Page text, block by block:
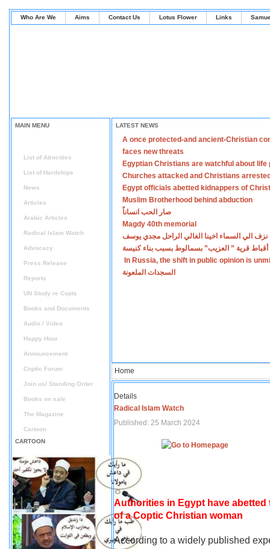
Who Are We Aims Contact Us Lotus Flower Links
MAIN MENU
List of Atrocities
List of Hardships
News
Articles
Arabic Articles
Radical Islam Watch
Advocacy
Press Release
Reports
UN Study re Copts
Books and Documents
Audio / Video
Happy Hour
Announcement
Coptic Forum
Join us/ Standing Order
Books on sale
The Magazine
Cartoon
CARTOON
LATEST NEWS
A once protected-and ancient-Christian
faces new threats
Egyptian Christians are watchful about life
Churches attacked and Christians
Egypt officials abetted kidnappers of
Muslim Brotherhood behind abduction
صار الحب انساناً
Magdy 40th memorial
نزف الي السماء اخينا الغالي الراحل مجدي يوسف
أقباط قرية ” العزيب” بسمالوط بسبب بناء كنيسة
In Russia, the shift in public opinion is
السجدات الملعونة
Home
Details
Radical Islam Watch
Published: 25 March 2024
Authorities in Egypt have
of a Coptic Christian woman
According to a widely published